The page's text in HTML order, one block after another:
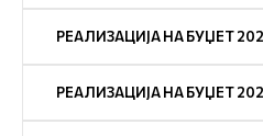
РЕАЛИЗАЦИЈА НА БУЏЕТ
РЕАЛИЗАЦИЈА НА БУЏЕТ